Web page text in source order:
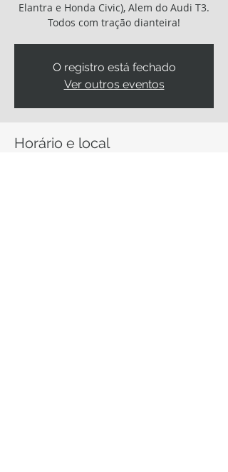
Elantra e Honda Civic), Alem do Audi T3.
Todos com tração dianteira!
O registro está fechado
Ver outros eventos
Horário e local